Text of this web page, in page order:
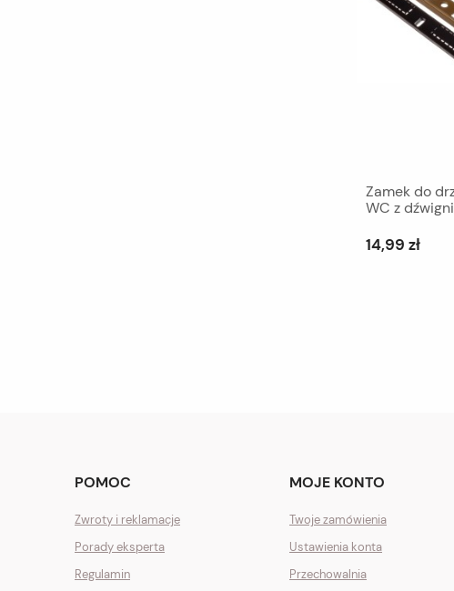
Zamek do
WC z
14,99 zł
POMOC
Zwroty i reklamacje
Porady eksperta
Regulamin
MOJE KONTO
Twoje zamówienia
Ustawienia konta
Przechowalnia